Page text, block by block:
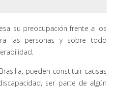
su preocupación frente a los
las personas y sobre todo
pueden constituir causas
ser parte de algún